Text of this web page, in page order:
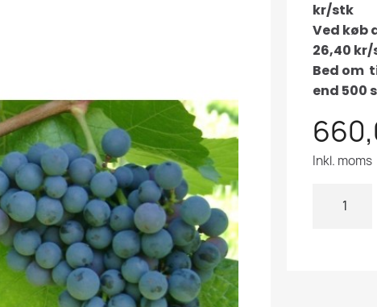
kr/stk
Ved køb
26,40
Bed om
end 500
Inkl. moms